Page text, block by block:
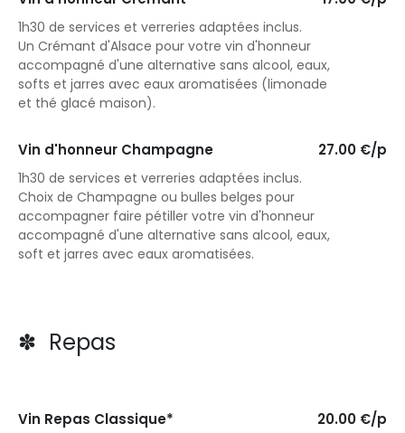
1h30 de services et verreries adaptées inclus.
Un Crémant d'Alsace pour votre vin d'honneur
accompagné d'une alternative sans alcool, eaux,
softs et jarres avec eaux aromatisées (limonade
et thé glacé maison).
Vin d'honneur Champagne 27.00 €/p
1h30 de services et verreries adaptées inclus.
Choix de Champagne ou bulles belges pour
accompagner faire pétiller votre vin d'honneur
accompagné d'une alternative sans alcool, eaux,
soft et jarres avec eaux aromatisées.
✽ Repas
Vin Repas Classique* 20.00 €/p